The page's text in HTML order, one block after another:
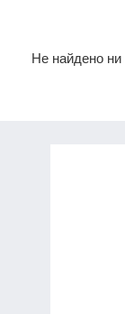
Не найдено